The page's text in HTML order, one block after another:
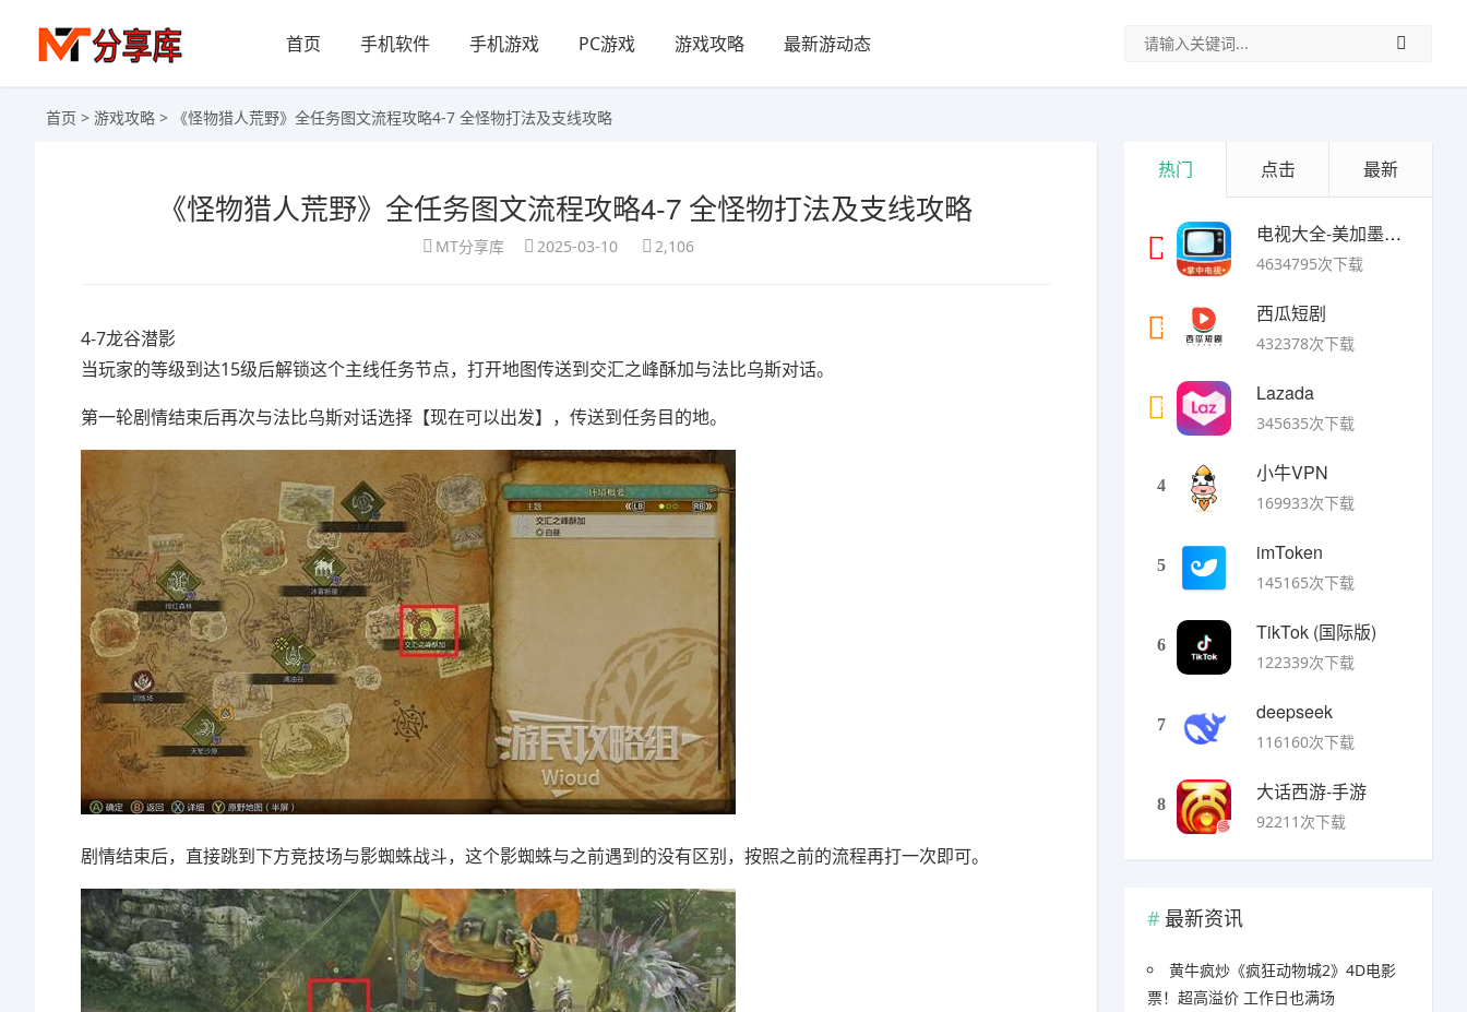
首页 手机软件 手机游戏 PC游戏 游戏攻略 最新游动态
首页 > 游戏攻略 > 《怪物猎人荒野》全任务图文流程攻略4-7 全怪物打法及支线攻略
《怪物猎人荒野》全任务图文流程攻略4-7 全怪物打法及支线攻略
MT分享库 2025-03-10 2,106
4-7龙谷潜影
当玩家的等级到达15级后解锁这个主线任务节点，打开地图传送到交汇之峰酥加与法比乌斯对话。
第一轮剧情结束后再次与法比乌斯对话选择【现在可以出发】，传送到任务目的地。
剧情结束后，直接跳到下方竞技场与影蜘蛛战斗，这个影蜘蛛与之前遇到的没有区别，按照之前的流程再打一次即可。
热门 点击 最新
1
电视大全-美加墨世界杯
4634795次下载
2
西瓜短剧
432378次下载
3
Lazada
345635次下载
4
小牛VPN
169933次下载
5
imToken
145165次下载
6
TikTok (国际版)
122339次下载
7
deepseek
116160次下载
8
大话西游-手游
92211次下载
最新资讯
黄牛疯炒《疯狂动物城2》4D电影
票！超高溢价 工作日也满场